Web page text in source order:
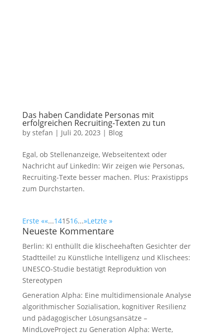
Das haben Candidate Personas mit
erfolgreichen Recruiting-Texten zu tun
by stefan | Juli 20, 2023 | Blog
Egal, ob Stellenanzeige, Webseitentext oder
Nachricht auf LinkedIn: Wir zeigen wie Personas,
Recruiting-Texte besser machen. Plus: Praxistipps
zum Durchstarten.
Erste ««...141516...»Letzte »
Neueste Kommentare
Berlin: KI enthüllt die klischeehaften Gesichter der
Stadtteile! zu Künstliche Intelligenz und Klischees:
UNESCO-Studie bestätigt Reproduktion von
Stereotypen
Generation Alpha: Eine multidimensionale Analyse
algorithmischer Sozialisation, kognitiver Resilienz
und pädagogischer Lösungsansätze –
MindLoveProjectzu Generation Alpha: Werte,